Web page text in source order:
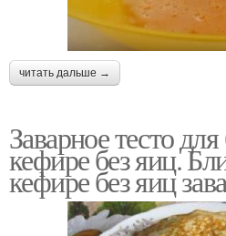
читать дальше →
Заварное тесто
кефире без яиц.
кефире без яиц